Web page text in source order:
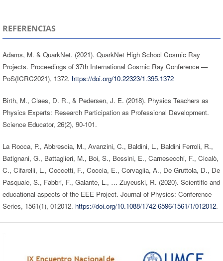
REFERENCIAS
Adams, M. & QuarkNet. (2021). QuarkNet High School Cosmic Ray
Projects. Proceedings of 37th International Cosmic Ray Conference —
PoS(ICRC2021), 1372. https://doi.org/10.22323/1.395.1372
Birth, M., Claes, D. R., & Pedersen, J. E. (2018). Physics Teachers as
Physics Experts: Research Participation as Professional Development.
Science Educator, 26(2), 90-101.
La Rocca, P., Abbrescia, M., Avanzini, C., Baldini, L., Baldini Ferroli, R.,
Batignani, G., Battaglieri, M., Boi, S., Bossini, E., Carnesecchi, F., Cicalò,
C., Cifarelli, L., Coccetti, F., Coccia, E., Corvaglia, A., De Gruttola, D., De
Pasquale, S., Fabbri, F., Galante, L., … Zuyeuski, R. (2020). Scientific and
educational aspects of the EEE Project. Journal of Physics: Conference
Series, 1561(1), 012012. https://doi.org/10.1088/1742-6596/1561/1/012012.